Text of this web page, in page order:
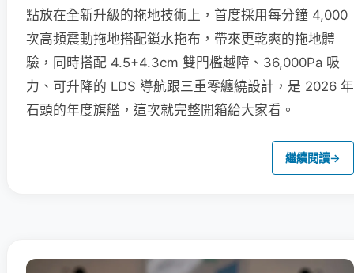
點放在全新升級的拖地技術上，首度採用每分鐘 4,000
次高頻震動拖地搭配鎖水拖布，帶來更乾爽的拖地體
驗，同時搭配 4.5+4.3cm 雙門檻越障、36,000Pa 吸
力、可升降的 LDS 導航跟三重零纏繞設計，是 2026 年
石頭的年度旗艦，這次就完整開箱給大家看。
繼續閱讀→